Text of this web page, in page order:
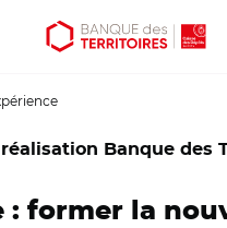
Banque des
: former la